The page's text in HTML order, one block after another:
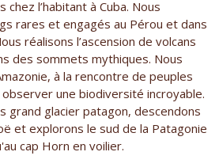
chez l’habitant à Cuba. Nous
rares et engagés au Pérou et dans
réalisons l’ascension de volcans
des sommets mythiques. Nous
à la rencontre de peuples
une biodiversité incroyable.
grand glacier patagon, descendons
et explorons le sud de la Patagonie
cap Horn en voilier.